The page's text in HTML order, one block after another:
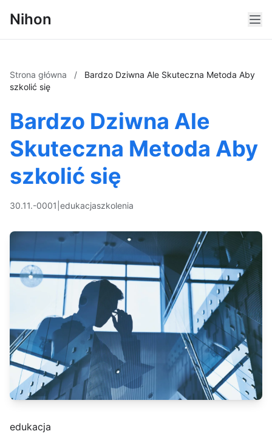
Nihon
Strona główna /
Bardzo Dziwna Ale Skuteczna Metoda Aby
szkolić się
Bardzo Dziwna Ale
Skuteczna Metoda Aby
szkolić się
30.11.-0001 edukacjaszkolenia
edukacja